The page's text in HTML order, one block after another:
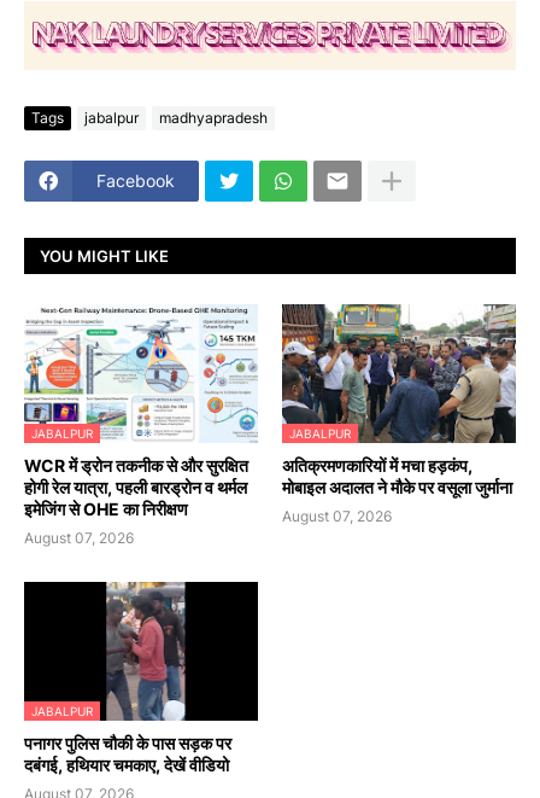
Tags jabalpur madhyapradesh
Facebook
YOU MIGHT LIKE
JABALPUR
WCR में ड्रोन तकनीक से और सुरक्षित
होगी रेल यात्रा, पहली बारड्रोन व थर्मल
इमेजिंग से OHE का निरीक्षण
August 07, 2026
JABALPUR
अतिक्रमणकारियों में मचा हड़कंप,
मोबाइल अदालत ने मौके पर वसूला जुर्माना
August 07, 2026
JABALPUR
पनागर पुलिस चौकी के पास सड़क पर
दबंगई, हथियार चमकाए, देखें वीडियो
August 07, 2026